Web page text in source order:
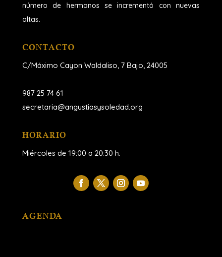
número de hermanos se incrementó con nuevas
altas.
CONTACTO
C/Máximo Cayon Waldaliso, 7 Bajo, 24005
987 25 74 61
secretaria@angustiasysoledad.org
HORARIO
Miércoles de 19:00 a 20:30 h.
AGENDA